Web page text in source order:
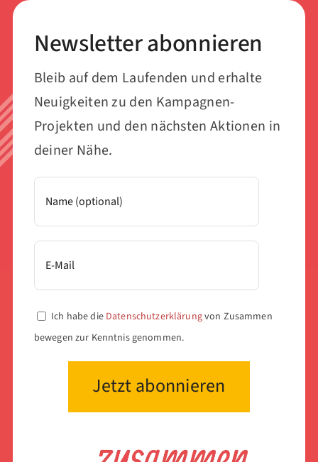
Newsletter abonnieren
Bleib auf dem Laufenden und erhalte
Neuigkeiten zu den Kampagnen-
Projekten und den nächsten Aktionen in
deiner Nähe.
Ich habe die Datenschutzerklärungvon Zusammen
bewegen zur Kenntnis genommen.